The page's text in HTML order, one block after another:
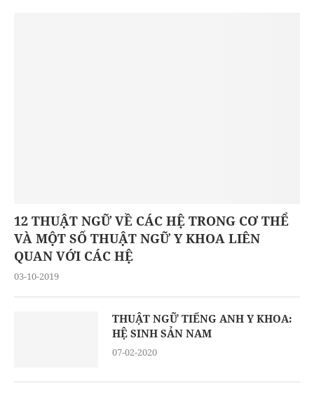
12 THUẬT NGỮ VỀ CÁC HỆ TRONG CƠ THỂ
VÀ MỘT SỐ THUẬT NGỮ Y KHOA LIÊN
QUAN VỚI CÁC HỆ
03-10-2019
THUẬT NGỮ TIẾNG ANH Y KHOA:
HỆ SINH SẢN NAM
07-02-2020